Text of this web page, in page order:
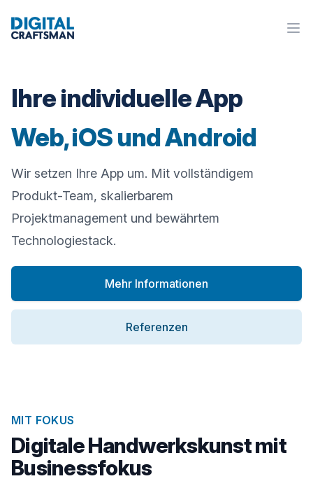
Digital Craftsman
Ihre individuelle App
Web, iOS und Android
Wir setzen Ihre App um. Mit vollständigem
Produkt-Team, skalierbarem
Projektmanagement und bewährtem
Technologiestack.
Mehr Informationen
Referenzen
MIT FOKUS
Digitale Handwerkskunst mit
Businessfokus